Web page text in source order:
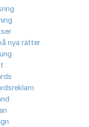
nya rätter